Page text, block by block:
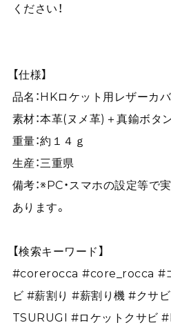
ください！
【仕様】
品名：HKロケット用レザーカ
素材：本革(ヌメ革)＋真鍮ボタ
重量：約１４ｇ
生産：三重県
備考：※PC・スマホの設定等で
あります。
【検索キーワード】
#corerocca #core_rocca #
ビ #薪割り #薪割り機 #クサ
TSURUGI #ロケットクサビ